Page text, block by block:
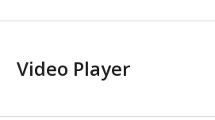
Video Player